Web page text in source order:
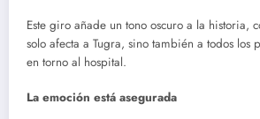
Este giro añade un tono oscuro a la historia,
solo afecta a Tugra, sino también a todos los
en torno al hospital.
La emoción está asegurada